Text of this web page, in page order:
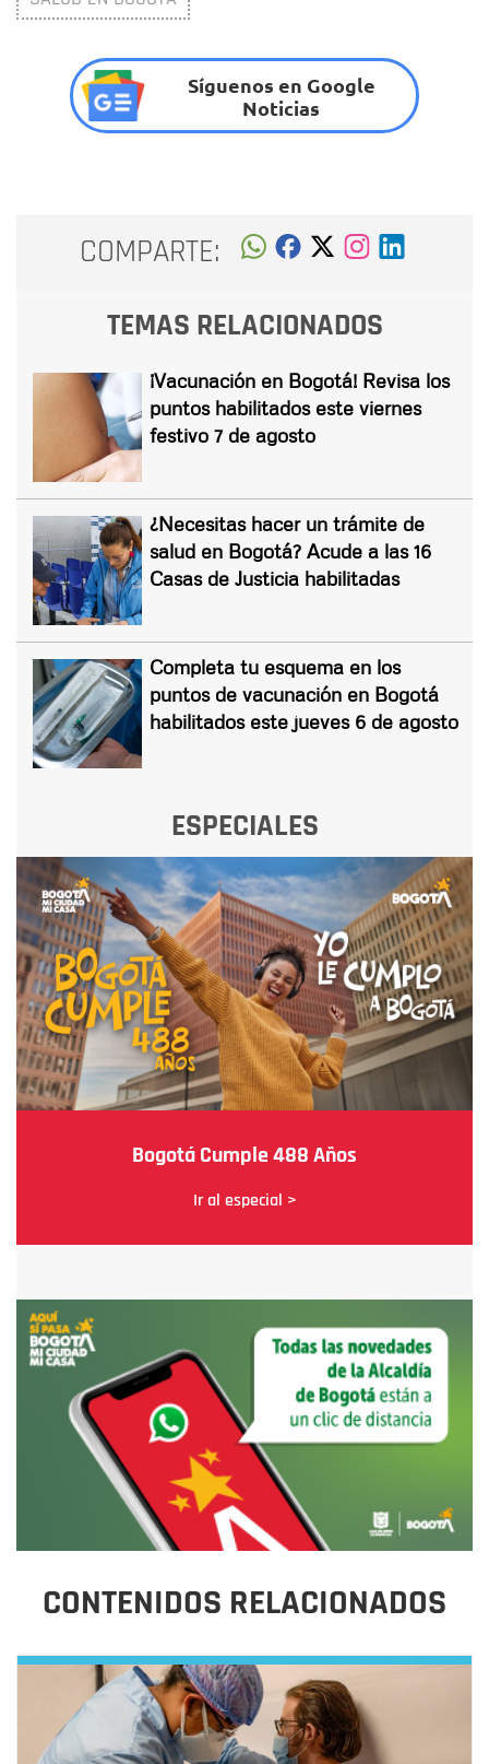
Síguenos en Google
Noticias
COMPARTE:
TEMAS RELACIONADOS
¡Vacunación en Bogotá! Revisa los
puntos habilitados este viernes
festivo 7 de agosto
¿Necesitas hacer un trámite de
salud en Bogotá? Acude a las 16
Casas de Justicia habilitadas
Completa tu esquema en los
puntos de vacunación en Bogotá
habilitados este jueves 6 de agosto
ESPECIALES
Bogotá Cumple 488 Años
Ir al especial >
CONTENIDOS RELACIONADOS